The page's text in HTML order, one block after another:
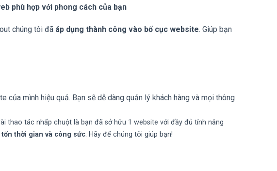
phù hợp với phong cách của bạn
chúng tôi đã áp dụng thành công vào bố cục website. Giúp bạn
của mình hiệu quả. Bạn sẽ dễ dàng quản lý khách hàng và mọi thông
thao tác nhấp chuột là bạn đã sở hữu 1 website với đầy đủ tính năng
tốn thời gian và công sức. Hãy để chúng tôi giúp bạn!